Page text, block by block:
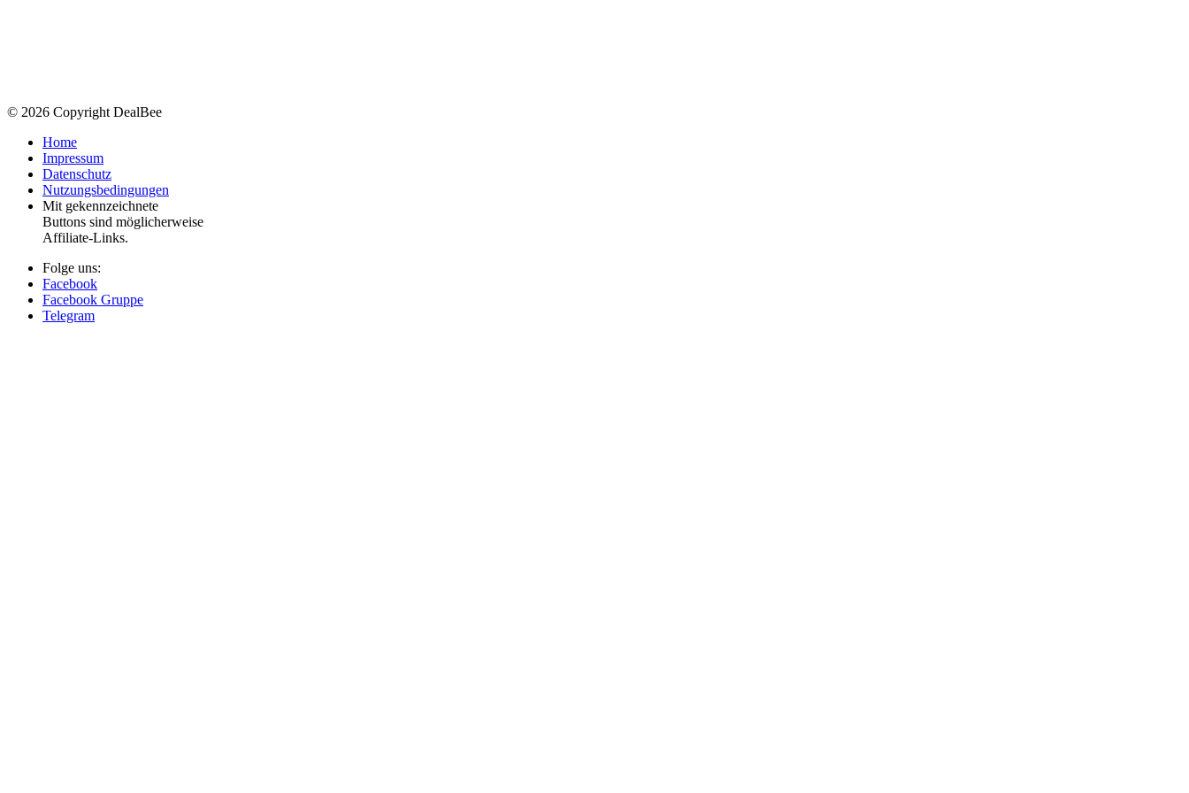
© 2026 Copyright DealBee
Home
Impressum
Datenschutz
Nutzungsbedingungen
Mit gekennzeichnete
Buttons sind möglicherweise
Affiliate-Links.
Folge uns:
Facebook
Facebook Gruppe
Telegram